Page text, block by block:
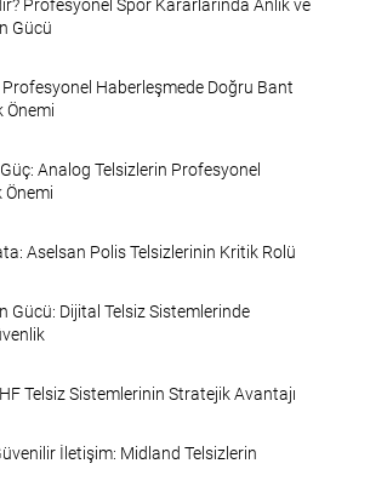
Profesyonel Spor Kararlarında Anlık ve
Gücü
Profesyonel Haberleşmede Doğru Bant
Önemi
Analog Telsizlerin Profesyonel
Aselsan Polis Telsizlerinin Kritik Rolü
Gücü: Dijital Telsiz Sistemlerinde
Telsiz Sistemlerinin Stratejik Avantajı
İletişim: Midland Telsizlerin